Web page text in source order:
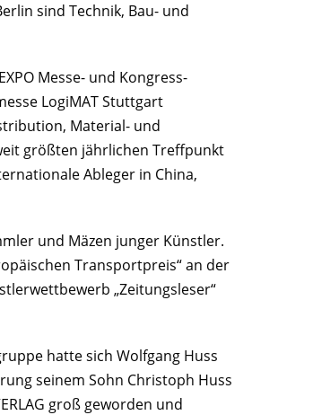
sind Technik, Bau- und
Messe- und Kongress-
LogiMAT Stuttgart
Material- und
größten jährlichen Treffpunkt
Ableger in China,
und Mäzen junger Künstler.
Transportpreis“ an der
„Zeitungsleser“
hatte sich Wolfgang Huss
seinem Sohn Christoph Huss
groß geworden und